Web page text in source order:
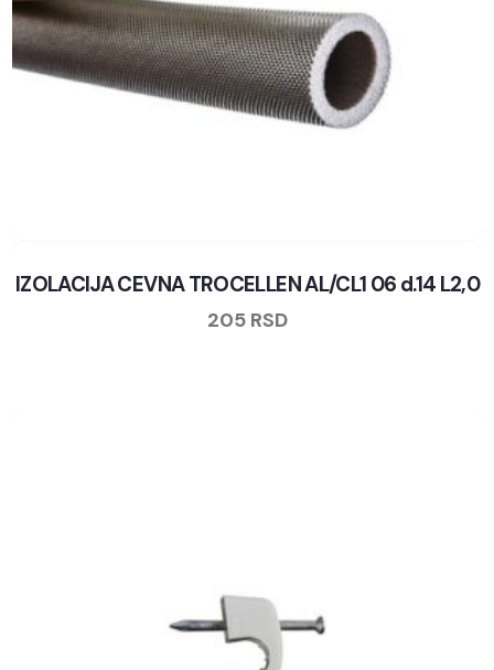
IZOLACIJA CEVNA TROCELLEN AL/CL1 06 d.14 L2,0
205 RSD